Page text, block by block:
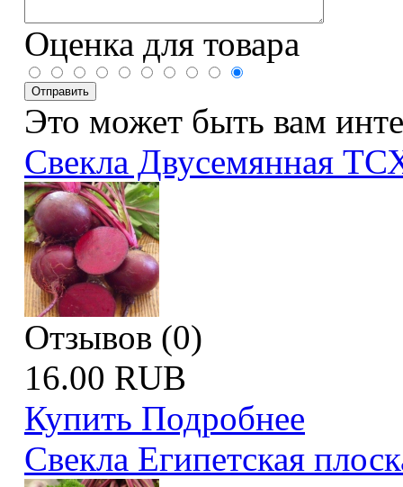
Оценка для товара
Это может быть вам
Свекла Двусемянная
Отзывов (0)
16.00 RUB
Купить Подробнее
Свекла Египетская